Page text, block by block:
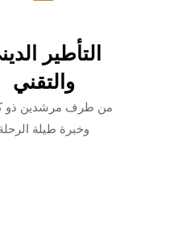
التأطير
والتقني
من طرف مرشدين ذو
وخبرة طيلة